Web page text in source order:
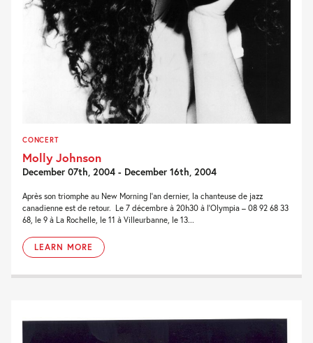
CONCERT
Molly Johnson
December 07th, 2004 - December 16th, 2004
Après son triomphe au New Morning l’an dernier, la chanteuse de jazz
canadienne est de retour. Le 7 décembre à 20h30 à l’Olympia – 08 92 68 33
68, le 9 à La Rochelle, le 11 à Villeurbanne, le 13...
LEARN MORE